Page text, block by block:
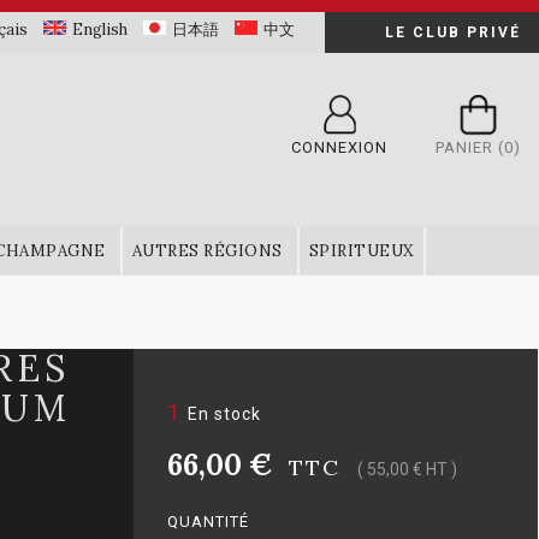
English 日本語 中文 LE CLUB PRIVÉ
CONNEXION PANIER (0)
AUTRES RÉGIONS SPIRITUEUX
1 En stock
66,00 € TTC ( 55,00 € HT )
QUANTITÉ